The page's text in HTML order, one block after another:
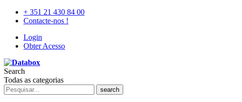
+ 351 21 430 84 00
Contacte-nos !
Login
Obter Acesso
Search
Todas as categorias
search